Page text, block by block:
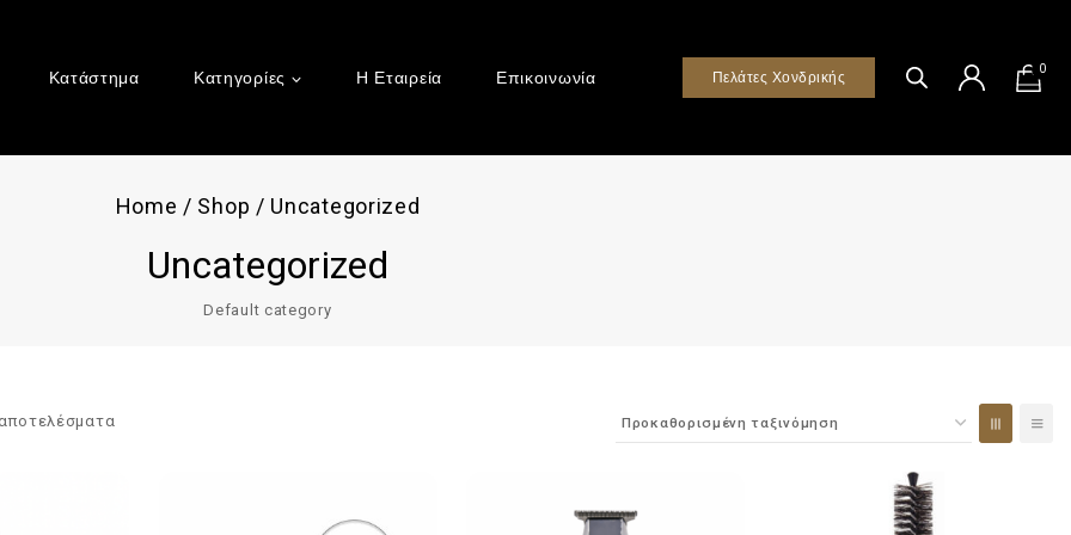
Κατάστημα Κατηγορίες Η Εταιρεία Επικοινωνία Πελάτες Χονδρικής 0
Home / Shop / Uncategorized
Uncategorized
Default category
αποτελέσματα